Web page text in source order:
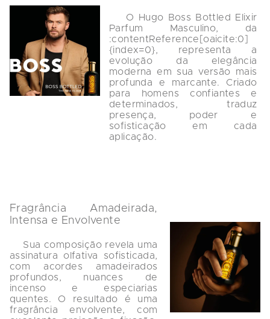
Parfum Masculino, da
:contentReference[oaicite:0]
{index=0}, representa a
evolução da elegância
moderna em sua versão mais
profunda e marcante. Criado
para homens confiantes e
determinados, traduz
presença, poder e
sofisticação em cada
aplicação.
Fragrância Amadeirada,
Intensa e Envolvente
assinatura olfativa sofisticada,
com acordes amadeirados
profundos, nuances de
incenso e especiarias
quentes. O resultado é uma
fragrância envolvente, com